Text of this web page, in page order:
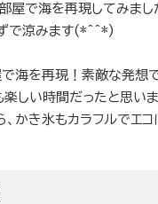
屋で海を再現してみま
ずで涼みます(*^^*)
で海を再現！素敵な発想
しい時間だったと思いま
かき氷もカラフルでエコ